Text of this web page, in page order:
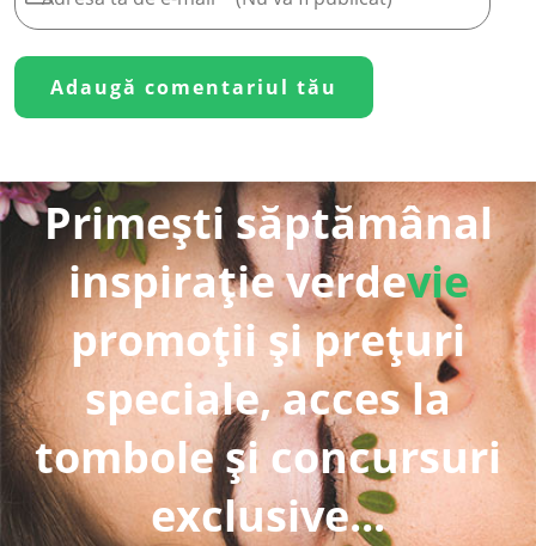
Primești săptămânal
inspirație verdevie
promoții și prețuri
speciale, acces la
tombole și concursuri
exclusive...